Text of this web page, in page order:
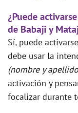
¿Puede
de Babaji y
Sí, puede
debe usar la
(nombre y
activación y
focalizar durante